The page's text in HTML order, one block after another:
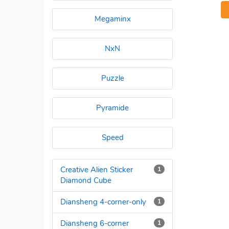
Megaminx
NxN
Puzzle
Pyramide
Speed
1
Creative Alien Sticker
Diamond Cube
1
Diansheng 4-corner-only
1
Diansheng 6-corner